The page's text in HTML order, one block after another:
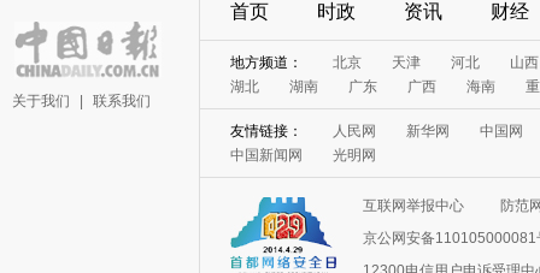
关于我们 联系我们
首页 时政 资讯 财经
地方频道： 北京 天津 河北
山西
湖北
湖南 广东 广西 海南
友情链接： 人民网 新华网
中国网
中国新闻网
光明网
互联网举报中心
防范
京公网安备110105000081